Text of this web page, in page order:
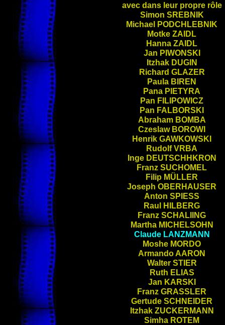
avec dans leur propre rôle
Simon SREBNIK
Michael PODCHLEBNIK
Motke ZAIDL
Hanna ZAIDL
Jan PIWONSKI
Itzhak DUGIN
Richard GLAZER
Paula BIREN
Pana PIETYRA
Pan FILIPOWICZ
Pan FALBORSKI
Abraham BOMBA
Czeslaw BOROWI
Henrik GAWKOWSKI
RudolfVRBA
Inge DEUTSCHHKRON
Franz SUCHOMEL
Filip MÜLLER
Joseph OBERHAUSER
Anton SPIESS
Raul HILBERG
Franz SCHALIING
Martha MICHELSOHN
Claude LANZMANN
Moshe MORDO
Armando AARON
Walter STIER
Ruth ELIAS
Jan KARSKI
Franz GRASSLER
Gertude SCHNEIDER
Itzhak ZUCKERMANN
Simha ROTEM